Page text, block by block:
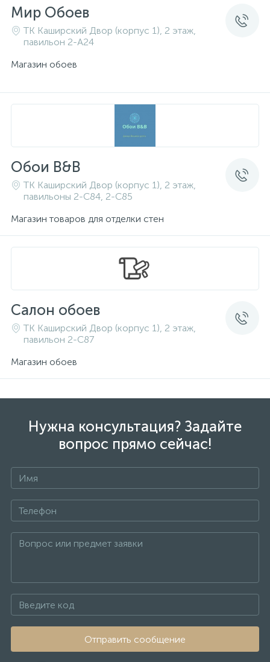
Мир Обоев
ТК Каширский Двор (корпус 1), 2 этаж,
павильон 2-A24
Магазин обоев
Обои В&B
ТК Каширский Двор (корпус 1), 2 этаж,
павильоны 2-C84, 2-C85
Магазин товаров для отделки стен
Салон обоев
ТК Каширский Двор (корпус 1), 2 этаж,
павильон 2-C87
Магазин обоев
Нужна консультация? Задайте
вопрос прямо сейчас!
Отправить сообщение